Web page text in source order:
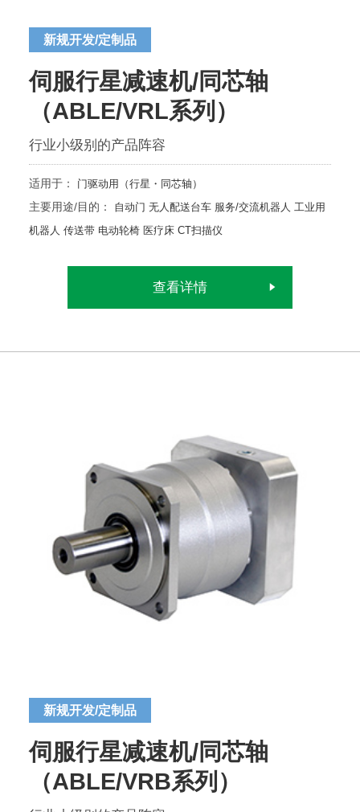
新规开发/定制品
伺服行星减速机/同芯轴
（ABLE/VRL系列）
行业小级别的产品阵容
适用于： 门驱动用（行星・同芯轴）
主要用途/目的： 自动门 无人配送台车 服务/交流机器人 工业用
机器人 传送带 电动轮椅 医疗床 CT扫描仪
查看详情
新规开发/定制品
伺服行星减速机/同芯轴
（ABLE/VRB系列）